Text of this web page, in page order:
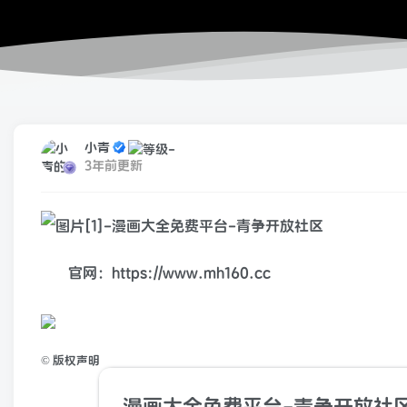
小青
3年前更新
官网：https://www.mh160.cc
© 版权声明